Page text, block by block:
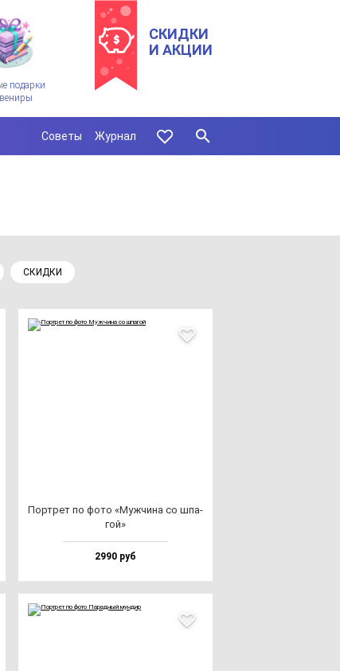
подарки
СКИДКИ
И АКЦИИ
Советы Журнал
СКИДКИ
Пор­трет по фо­то «Муж­чи­на со шпа­
гой»
2990 руб